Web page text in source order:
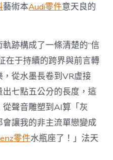
藝術本Audi零件意天良的
跡構成了一條清楚的“信
在于持續的跨界與前言轉
，從水墨長卷到VR虛接
七點五公分的長度，這
聲音雕塑到AI算「灰
讓我的非主流單戀變成
零件水瓶座了！」法天